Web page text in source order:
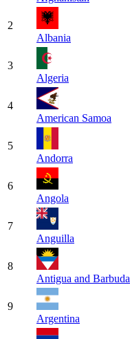
2
Albania
3
Algeria
4
American Samoa
5
Andorra
6
Angola
7
Anguilla
8
Antigua and Barbuda
9
Argentina